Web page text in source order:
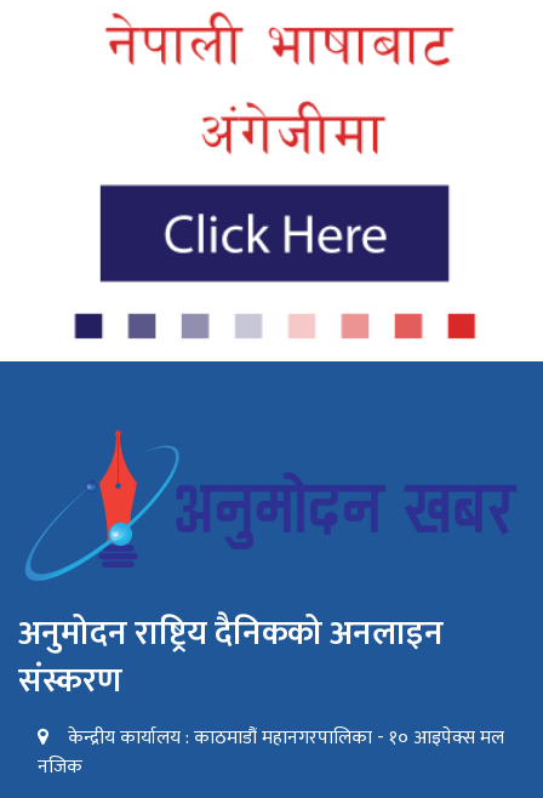
अनुमोदन राष्ट्रिय दैनिकको अनलाइन
संस्करण
केन्द्रीय कार्यालय : काठमाडौं महानगरपालिका - १० आइपेक्स मल
नजिक